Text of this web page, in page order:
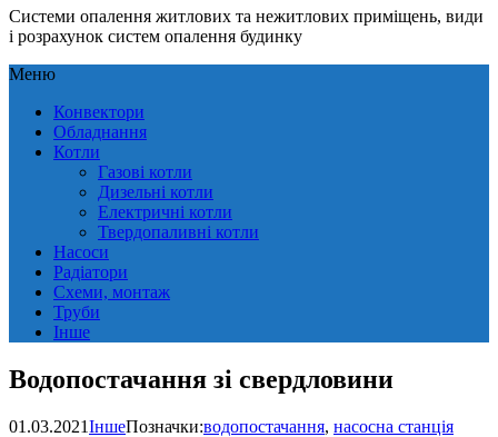
Системи опалення житлових та нежитлових приміщень, види
і розрахунок систем опалення будинку
Меню
Конвектори
Обладнання
Котли
Газові котли
Дизельні котли
Електричні котли
Твердопаливні котли
Насоси
Радіатори
Схеми, монтаж
Труби
Інше
Водопостачання зі свердловини
01.03.2021ІншеПозначки:водопостачання, насосна станція